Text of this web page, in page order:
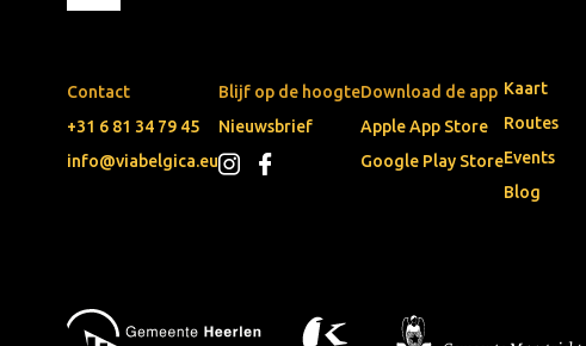
Contact
+31 6 81 34 79 45
info@viabelgica.eu
Blijf op de hoogte
Nieuwsbrief
Download de app
Apple App Store
Google Play Store
Kaart
Routes
Events
Blog